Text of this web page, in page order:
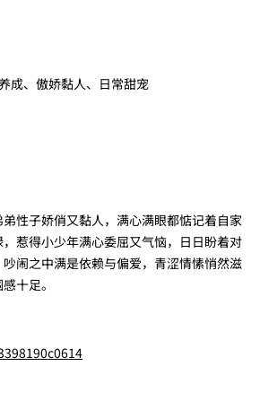
成、傲娇黏人、日常甜宠
性子娇俏又黏人，满心满眼都惦记着自家
惹得小少年满心委屈又气恼，日日盼着对
闹之中满是依赖与偏爱，青涩情愫悄然滋
十足。